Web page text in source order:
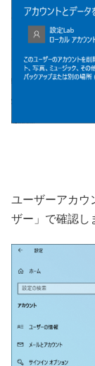
ユーザーアカウ
ザー」で確認し